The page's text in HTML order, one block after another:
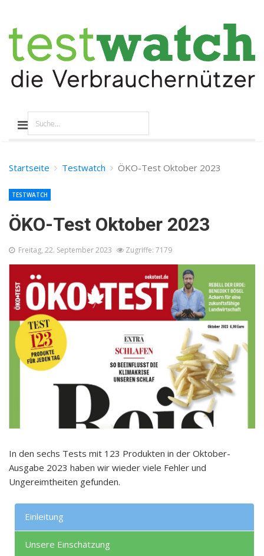
Startseite Testwatch ÖKO-Test Oktober 2023
ÖKO-Test Oktober 2023
TESTWATCH
Freitag, 22. September 2023 Zugriffe: 7179
In den sechs Tests mit 123 Produkten in der Oktober-
Ausgabe 2023 haben wir wieder viele Fehler und
Ungereimtheiten gefunden.
Einleitung
Unsere Einschätzung